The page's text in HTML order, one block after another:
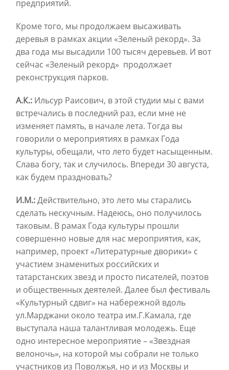
предприятий.
Кроме того, мы продолжаем высаживать
деревья в рамках акции «Зеленый рекорд». За
два года мы высадили 100 тысяч деревьев. И вот
сейчас «Зеленый рекорд» продолжает
реконструкция парков.
А.К.: Ильсур Раисович, в этой студии мы с вами
встречались в последний раз, если мне не
изменяет память, в начале лета. Тогда вы
говорили о мероприятиях в рамках Года
культуры, обещали, что лето будет насыщенным.
Слава богу, так и случилось. Впереди 30 августа,
как будем праздновать?
И.М.:Действительно, это лето мы старались
сделать нескучным. Надеюсь, оно получилось
таковым. В рамах Года культуры прошли
совершенно новые для нас мероприятия, как,
например, проект «Литературные дворики» с
участием знаменитых российских и
татарстанских звезд и просто писателей, поэтов
и общественных деятелей. Далее был фестиваль
«Культурный сдвиг» на набережной вдоль
ул.Марджани около театра им.Г.Камала, где
выступала наша талантливая молодежь. Еще
одно интересное мероприятие – «Звездная
велоночь», на которой мы собрали не только
участников из Поволжья, но и из Москвы и